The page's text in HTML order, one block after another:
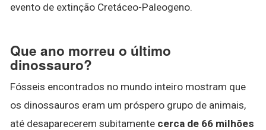
evento de extinção Cretáceo-Paleogeno.
Que ano morreu o último
dinossauro?
Fósseis encontrados no mundo inteiro mostram que
os dinossauros eram um próspero grupo de animais,
até desaparecerem subitamente cerca de 66 milhões